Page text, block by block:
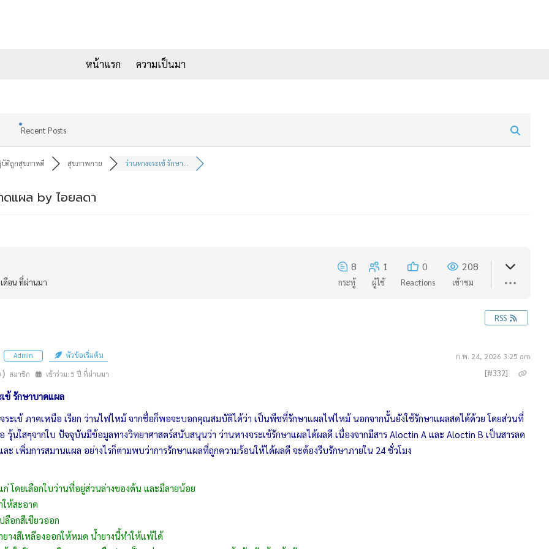
หน้าแรก ความเป็นมา
Recent Posts
ติถูกสุขภาพดี สุขภาพกาย ว่านหางจระเข้ รักษา...
ดแผล by ไอยลดา
ดือน ที่ผ่านมา
8
กระทู้
1
ผู้ใช้
0
Reactions
208
เข้าชม
RSS
Admin หัวข้อเริ่มต้น ก.พ. 24, 2026 3:25 am
สมาชิก เข้าร่วม: 5 ปี ที่ผ่านมา [#332]
ข้ รักษาบาดแผล
ระเข้ ภาคเหนือ เรียก ว่านไฟไหม้ จากชื่อก็พอจะบอกคุณสมบัติได้ว่า เป็นพืชที่รักษาแผลไฟไหม้ นอกจากนั้นยังใช้รักษาแผลสดได้ด้วย โดยส่วนที่
วุ้นใสๆจากใบ ปัจจุบันมีข้อมูลทางวิทยาศาสตร์สนับสนุนว่า ว่านหางจระเข้รักษาแผลได้ผลดี เนื่องจากมีสาร Aloctin A และ Aloctin B เป็นสารลด
ละ เพิ่มการสมานแผล อย่างไรก็ตามพบว่าการรักษาแผลที่ถูกความร้อนให้ได้ผลดี จะต้องรีบรักษาภายใน 24 ชั่วโมง
ดยเลือกใบว่านที่อยู่ส่วนล่างของต้น และมีลายน้อย
ห้สะอาด
กสีเขียวออก
งสีเหลืองออกให้หมด น้ำยางนี้ทำให้แพ้ได้